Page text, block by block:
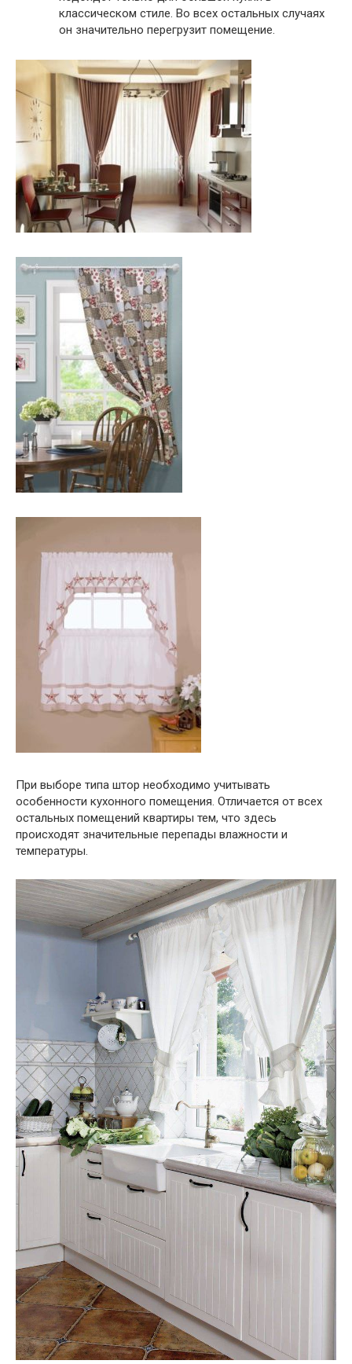
классическом стиле. Во всех остальных случаях
он значительно перегрузит помещение.
При выборе типа штор необходимо учитывать
особенности кухонного помещения. Отличается от всех
остальных помещений квартиры тем, что здесь
происходят значительные перепады влажности и
температуры.